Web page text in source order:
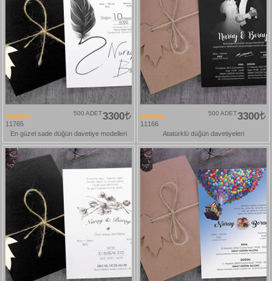
11765
3300
500 ADET
En güzel sade düğün davetiye modelleri
11166
3300
500 ADET
Atatürklü düğün davetiyeleri